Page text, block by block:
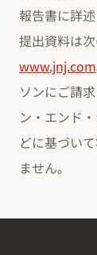
報告書に詳
提出資料は
www.jnj.com
ソンにご請
ン・エンド
どに基づい
ません。